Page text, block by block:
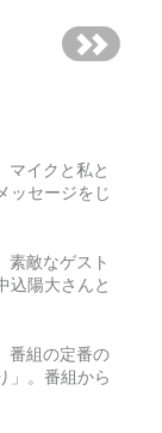
マイクと私と
ッセージをじ
素敵なゲスト
込陽大さんと
番組の定番の
」。番組から